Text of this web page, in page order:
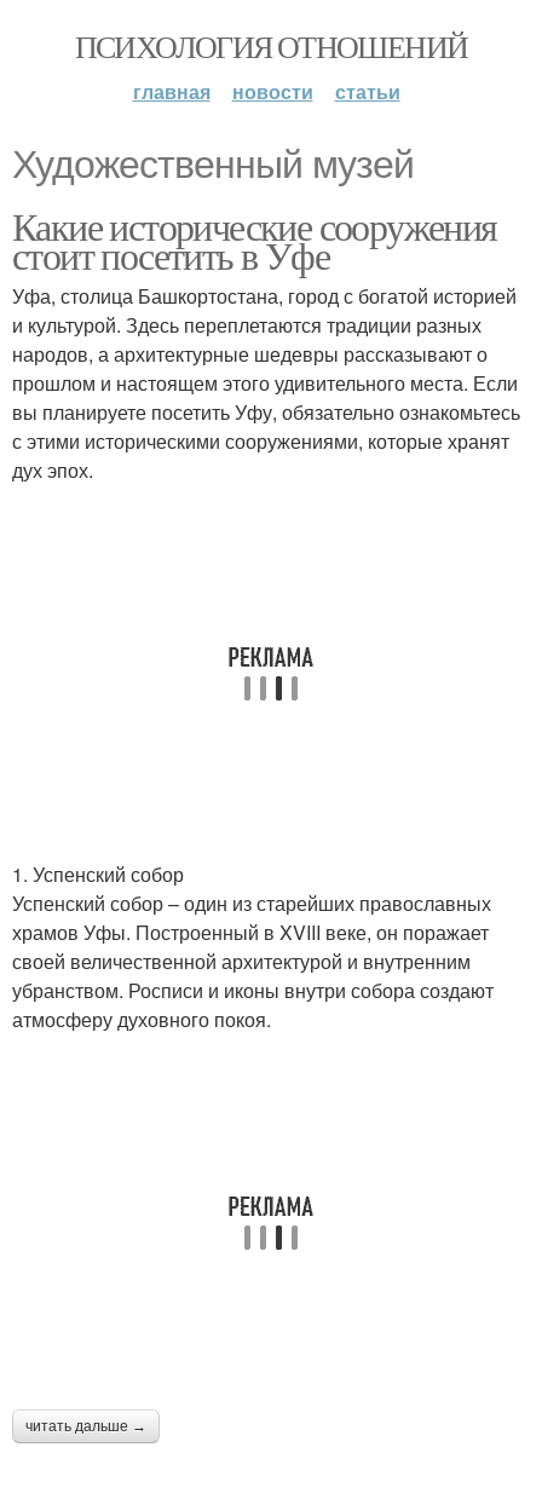
ПСИХОЛОГИЯ ОТНОШЕНИЙ
главная новости статьи
Художественный музей
Какие исторические сооружения
стоит посетить в Уфе
Уфа, столица Башкортостана, город с богатой историей
и культурой. Здесь переплетаются традиции разных
народов, а архитектурные шедевры рассказывают о
прошлом и настоящем этого удивительного места. Если
вы планируете посетить Уфу, обязательно ознакомьтесь
с этими историческими сооружениями, которые хранят
дух эпох.
1. Успенский собор
Успенский собор – один из старейших православных
храмов Уфы. Построенный в XVIII веке, он поражает
своей величественной архитектурой и внутренним
убранством. Росписи и иконы внутри собора создают
атмосферу духовного покоя.
читать дальше →